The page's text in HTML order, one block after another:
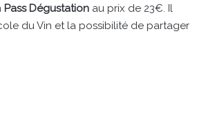
Pass Dégustation au prix de 23€. Il
du Vin et la possibilité de partager